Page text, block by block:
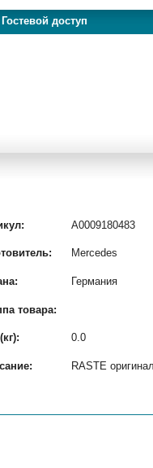
Гостевой доступ
A0009180483
Mercedes
Германия
товара:
0.0
RASTE